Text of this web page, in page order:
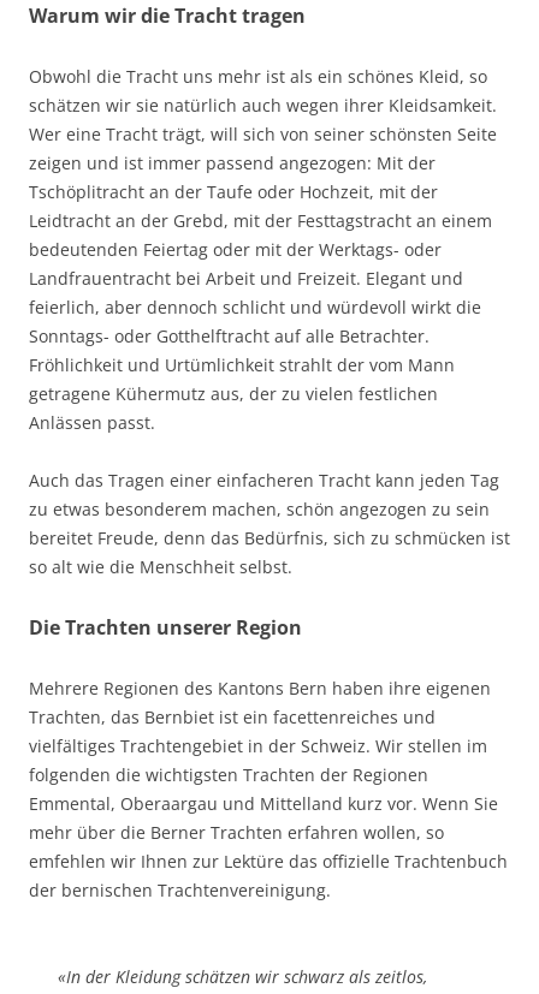
Warum wir die Tracht tragen
Obwohl die Tracht uns mehr ist als ein schönes Kleid, so
schätzen wir sie natürlich auch wegen ihrer Kleidsamkeit.
Wer eine Tracht trägt, will sich von seiner schönsten Seite
zeigen und ist immer passend angezogen: Mit der
Tschöplitracht an der Taufe oder Hochzeit, mit der
Leidtracht an der Grebd, mit der Festtagstracht an einem
bedeutenden Feiertag oder mit der Werktags- oder
Landfrauentracht bei Arbeit und Freizeit. Elegant und
feierlich, aber dennoch schlicht und würdevoll wirkt die
Sonntags- oder Gotthelftracht auf alle Betrachter.
Fröhlichkeit und Urtümlichkeit strahlt der vom Mann
getragene Kühermutz aus, der zu vielen festlichen
Anlässen passt.
Auch das Tragen einer einfacheren Tracht kann jeden Tag
zu etwas besonderem machen, schön angezogen zu sein
bereitet Freude, denn das Bedürfnis, sich zu schmücken ist
so alt wie die Menschheit selbst.
Die Trachten unserer Region
Mehrere Regionen des Kantons Bern haben ihre eigenen
Trachten, das Bernbiet ist ein facettenreiches und
vielfältiges Trachtengebiet in der Schweiz. Wir stellen im
folgenden die wichtigsten Trachten der Regionen
Emmental, Oberaargau und Mittelland kurz vor. Wenn Sie
mehr über die Berner Trachten erfahren wollen, so
emfehlen wir Ihnen zur Lektüre das offizielle Trachtenbuch
der bernischen Trachtenvereinigung.
«In der Kleidung schätzen wir schwarz als zeitlos,